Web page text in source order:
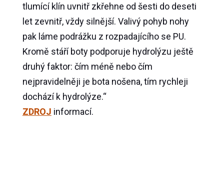
tlumící klín uvnitř zkřehne od šesti do deseti
let zevnitř, vždy silnější. Valivý pohyb nohy
pak láme podrážku z rozpadajícího se PU.
Kromě stáří boty podporuje hydrolýzu ještě
druhý faktor: čím méně nebo čím
nejpravidelněji je bota nošena, tím rychleji
dochází k hydrolýze.“
ZDROJ informací.